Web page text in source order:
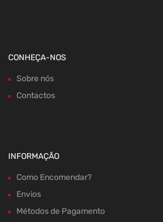
CONHEÇA-NOS
Sobre nós
Contactos
INFORMAÇÃO
Como Encomendar?
Envios
Métodos de Pagamento